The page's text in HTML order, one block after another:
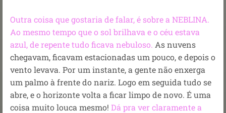
Outra coisa que gostaria de falar, é sobre a NEBLINA.
Ao mesmo tempo que o sol brilhava e o céu estava
azul, de repente tudo ficava nebuloso. As nuvens
chegavam, ficavam estacionadas um pouco, e depois o
vento levava. Por um instante, a gente não enxerga
um palmo à frente do nariz. Logo em seguida tudo se
abre, e o horizonte volta a ficar limpo de novo. É uma
coisa muito louca mesmo! Dá pra ver claramente a